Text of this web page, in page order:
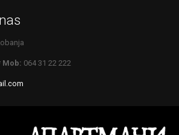
Mob: 064 31 22 222